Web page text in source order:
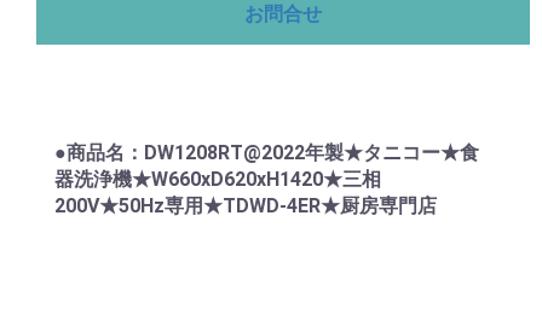
お問合せ
●商品名：DW1208RT@2022年製★タニコー★食
器洗浄機★W660xD620xH1420★三相
200V★50Hz専用★TDWD-4ER★厨房専門店